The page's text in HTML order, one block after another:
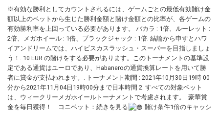
※有効な勝利としてカウントされるには、ゲームごとの最低有効賭け金
額以上のベットから生じた勝利金額と賭け金額との比率が、各ゲームの
有効勝利率を上回っている必要があります。 バカラ : 1倍、ルーレット :
2倍、メガホイール : 1倍、ブラックジャック : 1倍. 結論から申すとハワ
イアンドリームでは、ハイビスカスラッシュ・スーパーを目指しましょ
う！. 10 EUR の賭けをする必要があります。このトーナメントの基準設
定である通貨はユーロであり、Habaneroの通貨換算レートを用いて勝
者に賞金が支払われます。. トーナメント期間 : 2021年10月30日19時 00
分から2021年11月04日19時00分まで日本時間 2. すべての対象ベット
は、ウィークリーメガホイールトーナメントで考慮されます。. 豪華賞
金を毎日獲得！｜コニベット：続きを見る
賭け条件1倍のキャッシ